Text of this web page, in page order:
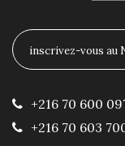
+216 70 600
+216 70 603